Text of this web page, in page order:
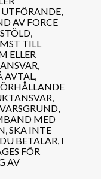
UTFÖRANDE,
AV FORCE
TILL
ELLER
AVTAL,
MED
SKA INTE
BETALAR, I
FÖR
AV